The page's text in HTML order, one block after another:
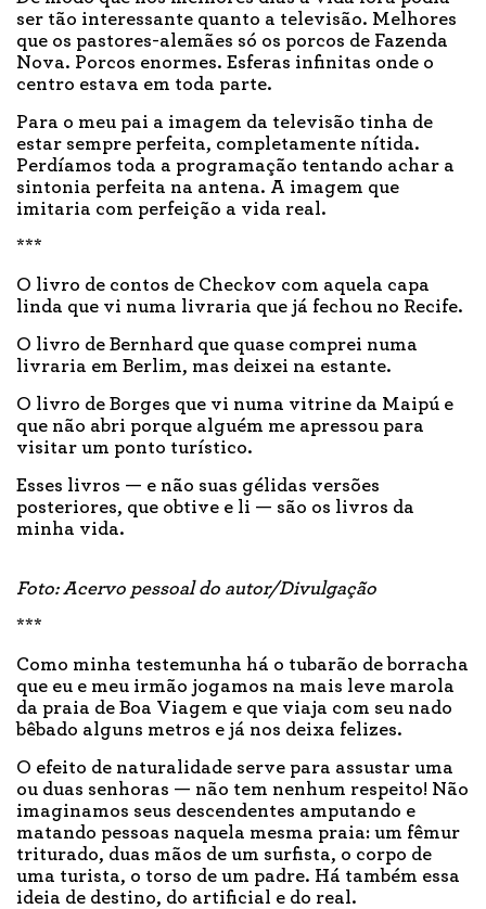
ser tão interessante quanto a televisão. Melhores
que os pastores-alemães só os porcos de Fazenda
Nova. Porcos enormes. Esferas infinitas onde o
centro estava em toda parte.
Para o meu pai a imagem da televisão tinha de
estar sempre perfeita, completamente nítida.
Perdíamos toda a programação tentando achar a
sintonia perfeita na antena. A imagem que
imitaria com perfeição a vida real.
***
O livro de contos de Checkov com aquela capa
linda que vi numa livraria que já fechou no Recife.
O livro de Bernhard que quase comprei numa
livraria em Berlim, mas deixei na estante.
O livro de Borges que vi numa vitrine da Maipú e
que não abri porque alguém me apressou para
visitar um ponto turístico.
Esses livros — e não suas gélidas versões
posteriores, que obtive e li — são os livros da
minha vida.
Foto: Acervo pessoal do autor/Divulgação
***
Como minha testemunha há o tubarão de borracha
que eu e meu irmão jogamos na mais leve marola
da praia de Boa Viagem e que viaja com seu nado
bêbado alguns metros e já nos deixa felizes.
O efeito de naturalidade serve para assustar uma
ou duas senhoras — não tem nenhum respeito! Não
imaginamos seus descendentes amputando e
matando pessoas naquela mesma praia: um fêmur
triturado, duas mãos de um surfista, o corpo de
uma turista, o torso de um padre. Há também essa
ideia de destino, do artificial e do real.